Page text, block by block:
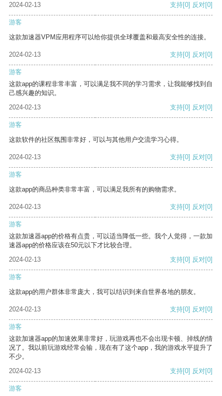
2024-02-13
支持[0] 反对[0]
游客
这款加速器VPM应用程序可以给你提供全球覆盖和最高安全性的连接。
2024-02-13 支持[0] 反对[0]
游客
这款app的课程非常丰富，可以满足我不同的学习需求，让我能够找到自
己感兴趣的知识。
2024-02-13
支持[0] 反对[0]
游客
这款软件的社区氛围非常好，可以与其他用户交流学习心得。
2024-02-13 支持[0] 反对[0]
游客
这款app的商品种类非常丰富，可以满足我所有的购物需求。
2024-02-13 支持[0] 反对[0]
游客
这款加速器app的价格有点贵，可以适当降低一些。我个人觉得，一款加
速器app的价格应该在50元以下才比较合理。
2024-02-13
支持[0] 反对[0]
游客
这款app的用户群体非常庞大，我可以结识到来自世界各地的朋友。
2024-02-13 支持[0] 反对[0]
游客
这款加速器app的加速效果非常好，玩游戏再也不会出现卡顿、掉线的情
况了。我以前玩游戏经常会输，现在有了这个app，我的游戏水平提升了
不少。
2024-02-13
支持[0] 反对[0]
游客